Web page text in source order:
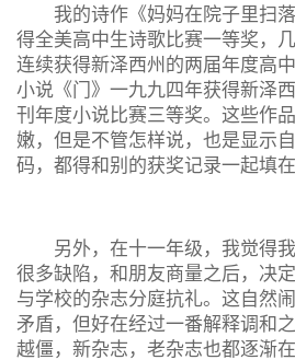
我的诗作《妈妈在院子里扫落
得全美高中生诗歌比赛一等奖，
连续获得新泽西州的两届年度高
小说《门》一九九四年获得新泽
刊年度小说比赛三等奖。这些作
嫩，但是不管怎样说，也是显示
码，都得和别的获奖记录一起填在
另外，在十一年级，我觉得我
很多缺陷，和朋友商量之后，决
与学校的杂志分庭抗礼。这自然
矛盾，但好在经过一番解释调和
越僵，新杂志，老杂志也都逐渐